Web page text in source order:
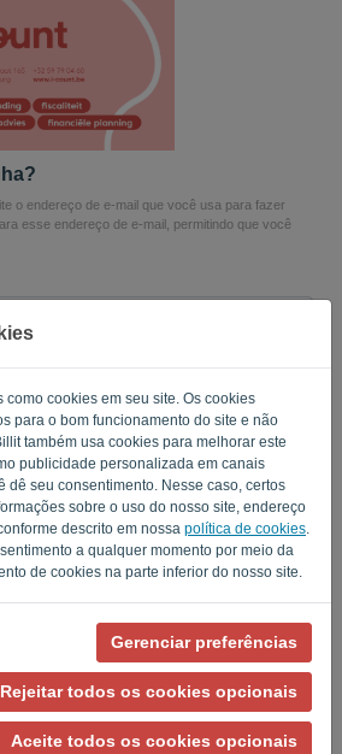
como cookies em seu site. Os cookies
para o bom funcionamento do site e não
também usa cookies para melhorar este
publicidade personalizada em canais
dê seu consentimento. Nesse caso, certos
sobre o uso do nosso site, endereço
descrito em nossa política de cookies
a qualquer momento por meio da
de cookies na parte inferior do nosso site.
Gerenciar preferências
Rejeitar todos os cookies opcionais
Aceite todos os cookies opcionais
o endereço de e-mail que você usa para fazer
esse endereço de e-mail, permitindo que você
Preencha ' '.
ENVIAR LINK
Service.